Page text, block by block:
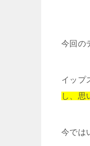
今回の
イップ
し、思
今では